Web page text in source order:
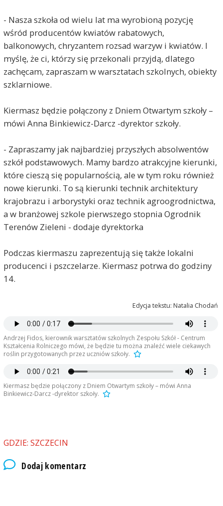
- Nasza szkoła od wielu lat ma wyrobioną pozycję
wśród producentów kwiatów rabatowych,
balkonowych, chryzantem rozsad warzyw i kwiatów. I
myślę, że ci, którzy się przekonali przyjdą, dlatego
zachęcam, zapraszam w warsztatach szkolnych, obiekty
szklarniowe.
Kiermasz będzie połączony z Dniem Otwartym szkoły –
mówi Anna Binkiewicz-Darcz -dyrektor szkoły.
- Zapraszamy jak najbardziej przyszłych absolwentów
szkół podstawowych. Mamy bardzo atrakcyjne kierunki,
które cieszą się popularnością, ale w tym roku również
nowe kierunki. To są kierunki technik architektury
krajobrazu i arborystyki oraz technik agroogrodnictwa,
a w branżowej szkole pierwszego stopnia Ogrodnik
Terenów Zieleni - dodaje dyrektorka
Podczas kiermaszu zaprezentują się także lokalni
producenci i pszczelarze. Kiermasz potrwa do godziny
14.
Edycja tekstu: Natalia Chodań
Andrzej Fidos, kierownik warsztatów szkolnych Zespołu Szkół - Centrum
Kształcenia Rolniczego mówi, że będzie tu można znaleźć wiele ciekawych
roślin przygotowanych przez uczniów szkoły.
Kiermasz będzie połączony z Dniem Otwartym szkoły – mówi Anna
Binkiewicz-Darcz -dyrektor szkoły.
GDZIE: SZCZECIN
Dodaj komentarz